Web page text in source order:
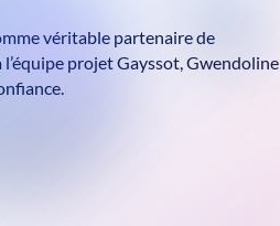
véritable partenaire de
projet Gayssot, Gwendoline